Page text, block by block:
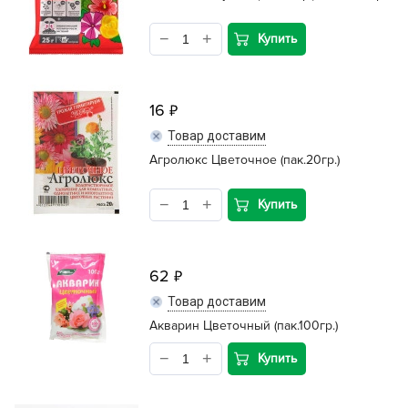
Купить
16
Товар доставим
Агролюкс Цветочное (пак.20гр.)
Купить
62
Товар доставим
Акварин Цветочный (пак.100гр.)
Купить